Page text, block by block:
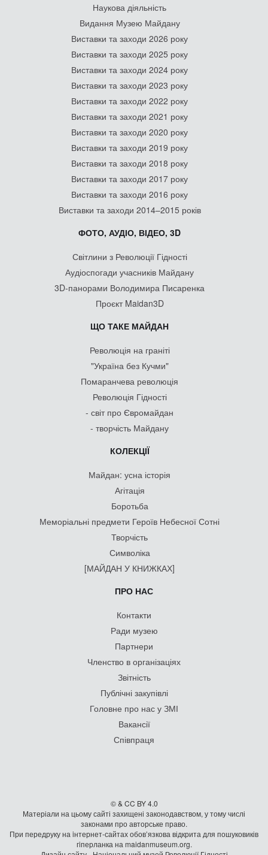
Наукова діяльність
Видання Музею Майдану
Виставки та заходи 2026 року
Виставки та заходи 2025 року
Виставки та заходи 2024 року
Виставки та заходи 2023 року
Виставки та заходи 2022 року
Виставки та заходи 2021 року
Виставки та заходи 2020 року
Виставки та заходи 2019 року
Виставки та заходи 2018 року
Виставки та заходи 2017 року
Виставки та заходи 2016 року
Виставки та заходи 2014–2015 років
ФОТО, АУДІО, ВІДЕО, 3D
Світлини з Революції Гідності
Аудіоспогади учасників Майдану
3D-панорами Володимира Писаренка
Проєкт Maidan3D
ЩО ТАКЕ МАЙДАН
Революція на граніті
"Україна без Кучми"
Помаранчева революція
Революція Гідності
- світ про Євромайдан
- творчість Майдану
КОЛЕКЦІЇ
Майдан: усна історія
Агітація
Боротьба
Меморіальні предмети Героїв Небесної Сотні
Творчість
Символіка
[МАЙДАН У КНИЖКАХ]
ПРО НАС
Контакти
Ради музею
Партнери
Членство в організаціях
Звітність
Публічні закупівлі
Головне про нас у ЗМІ
Вакансії
Співпраця
© & CC BY 4.0
Матеріали на цьому сайті захищені законодавством, у тому числі
законами про авторське право.
При передруку на iнтернет-сайтах обов’язкова відкрита для пошуковиків
гiперланка на maidanmuseum.org.